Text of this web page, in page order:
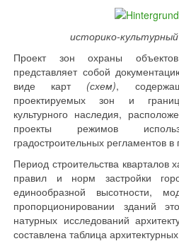
историко-
Проект зон охраны объектов
представляет собой
виде карт (схем),
проектируемых зон и
культурного наследия,
проекты режимов
градостроительных регламентов
Период строительства кварталов
правил и норм застройки
единообразной высотности,
пропорционировании зданий
натурных исследований
составлена таблица